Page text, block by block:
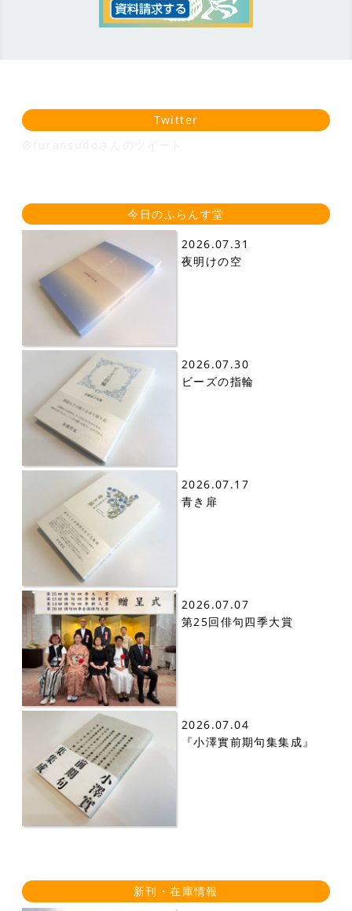
Twitter
今日のふらんす堂
2026.07.31
夜明けの空
2026.07.30
ビーズの指輪
2026.07.17
青き扉
2026.07.07
第25回俳句四季大賞
2026.07.04
『小澤實前期句集集成』
新刊・在庫情報